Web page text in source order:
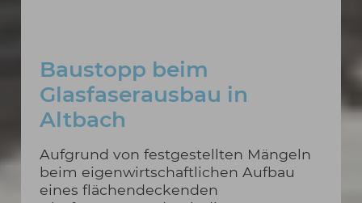
Baustopp beim
Glasfaserausbau in
Altbach
Aufgrund von festgestellten Mängeln
beim eigenwirtschaftlichen Aufbau
eines flächendeckenden